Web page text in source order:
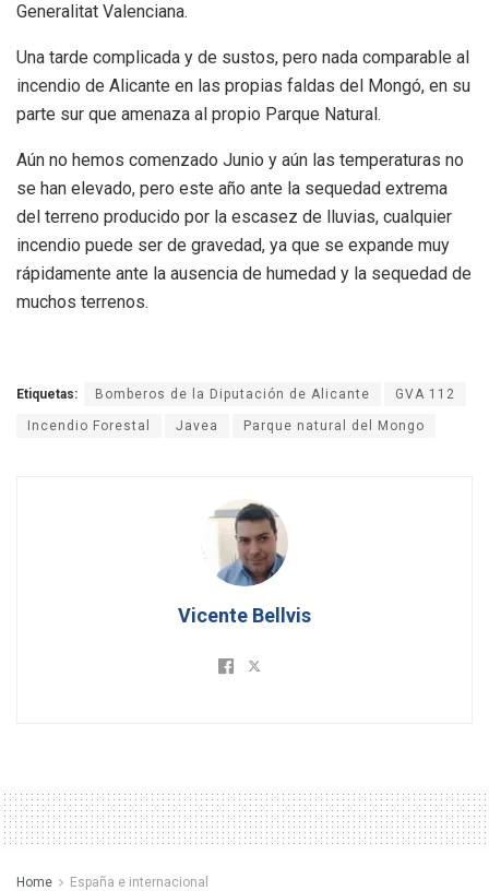
Generalitat Valenciana.
Una tarde complicada y de sustos, pero nada comparable al
incendio de Alicante en las propias faldas del Mongó, en su
parte sur que amenaza al propio Parque Natural.
Aún no hemos comenzado Junio y aún las temperaturas no
se han elevado, pero este año ante la sequedad extrema
del terreno producido por la escasez de lluvias, cualquier
incendio puede ser de gravedad, ya que se expande muy
rápidamente ante la ausencia de humedad y la sequedad de
muchos terrenos.
Etiquetas: Bomberos de la Diputación de Alicante GVA 112
Incendio Forestal Javea Parque natural del Mongo
Vicente Bellvis
Home España e internacional